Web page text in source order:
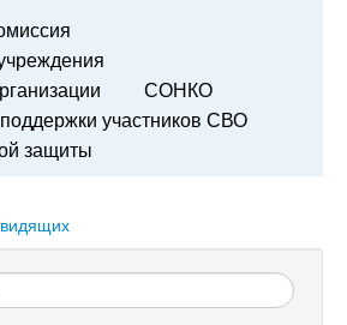
СОНКО
участников СВО
защиты